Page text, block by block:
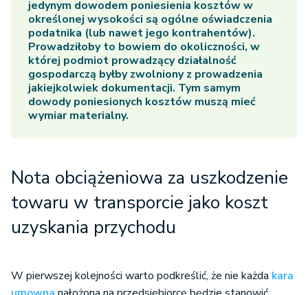
jedynym dowodem poniesienia kosztów w
określonej wysokości są ogólne oświadczenia
podatnika (lub nawet jego kontrahentów).
Prowadziłoby to bowiem do okoliczności, w
której podmiot prowadzący działalność
gospodarczą byłby zwolniony z prowadzenia
jakiejkolwiek dokumentacji. Tym samym
dowody poniesionych kosztów muszą mieć
wymiar materialny.
Nota obciążeniowa za uszkodzenie
towaru w transporcie jako koszt
uzyskania przychodu
W pierwszej kolejności warto podkreślić, że nie każda kara